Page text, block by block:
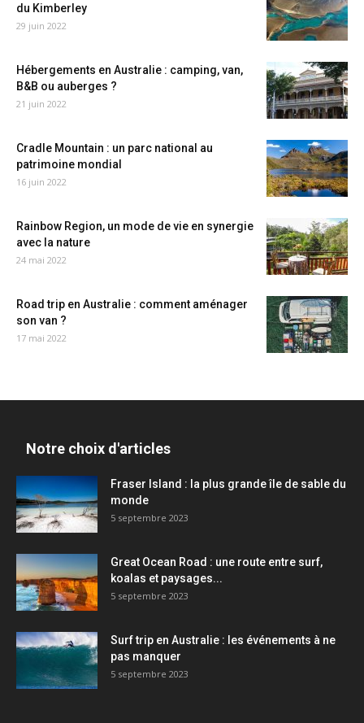
du Kimberley
29 juin 2022
Hébergements en Australie : camping, van,
B&B ou auberges ?
21 juin 2022
Cradle Mountain : un parc national au
patrimoine mondial
16 juin 2022
Rainbow Region, un mode de vie en synergie
avec la nature
24 mai 2022
Road trip en Australie : comment aménager
son van ?
17 mai 2022
Notre choix d'articles
Fraser Island : la plus grande île de sable du
monde
5 septembre 2023
Great Ocean Road : une route entre surf,
koalas et paysages...
5 septembre 2023
Surf trip en Australie : les événements à ne
pas manquer
5 septembre 2023